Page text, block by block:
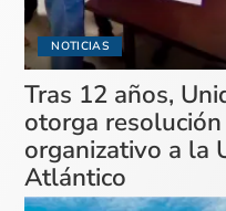
NOTICIAS
Tras 12 años,
otorga
organizativo a la
Atlántico